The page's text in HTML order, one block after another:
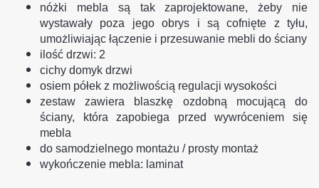
nóżki mebla są tak zaprojektowane, żeby nie
wystawały poza jego obrys i są cofnięte z tyłu,
umożliwiając łączenie i przesuwanie mebli do ściany
ilość drzwi: 2
cichy domyk drzwi
osiem półek z możliwością regulacji wysokości
zestaw zawiera blaszkę ozdobną mocującą do
ściany, która zapobiega przed wywróceniem się
mebla
do samodzielnego montażu / prosty montaż
wykończenie mebla: laminat